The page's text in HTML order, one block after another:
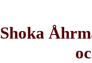
Shoka